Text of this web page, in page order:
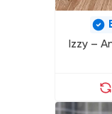
Izzy –